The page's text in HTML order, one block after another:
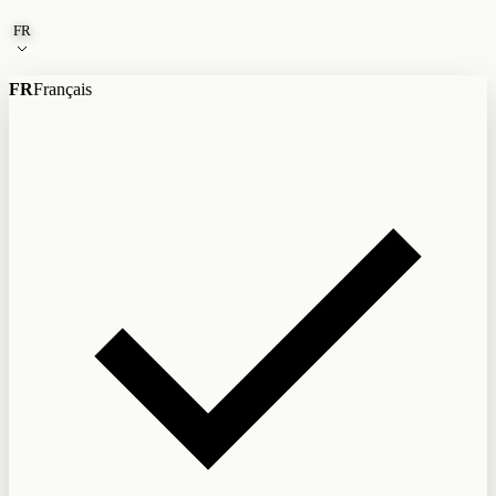
Aller au contenu
FR
FRFrançais